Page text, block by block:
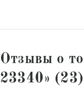
Отзывы о
23340» (23)